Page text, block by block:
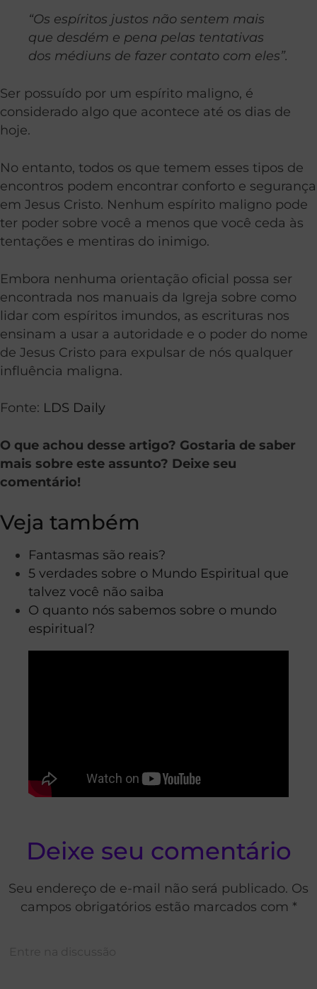
“Os espíritos justos não sentem mais
que desdém e pena pelas tentativas
dos médiuns de fazer contato com eles”.
Ser possuído por um espírito maligno, é
considerado algo que acontece até os dias de
hoje.
No entanto, todos os que temem esses tipos de
encontros podem encontrar conforto e segurança
em Jesus Cristo. Nenhum espírito maligno pode
ter poder sobre você a menos que você ceda às
tentações e mentiras do inimigo.
Embora nenhuma orientação oficial possa ser
encontrada nos manuais da Igreja sobre como
lidar com espíritos imundos, as escrituras nos
ensinam a usar a autoridade e o poder do nome
de Jesus Cristo para expulsar de nós qualquer
influência maligna.
Fonte: LDS Daily
O que achou desse artigo? Gostaria de saber
mais sobre este assunto? Deixe seu
comentário!
Veja também
Fantasmas são reais?
5 verdades sobre o Mundo Espiritual que
talvez você não saiba
O quanto nós sabemos sobre o mundo
espiritual?
Deixe seu comentário
Seu endereço de e-mail não será publicado. Os
campos obrigatórios estão marcados com *